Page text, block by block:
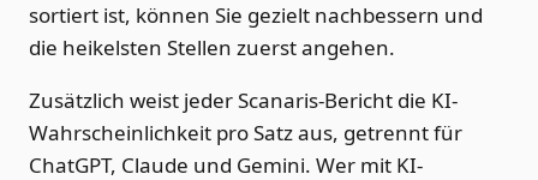
sortiert ist, können Sie gezielt nachbessern und
die heikelsten Stellen zuerst angehen.
Zusätzlich weist jeder Scanaris-Bericht die KI-
Wahrscheinlichkeit pro Satz aus, getrennt für
ChatGPT, Claude und Gemini. Wer mit KI-